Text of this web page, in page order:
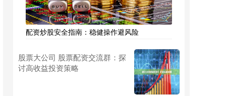
配资炒股安全指南：稳健操作避风险
股票大公司 股票配资交流群：探
讨高收益投资策略